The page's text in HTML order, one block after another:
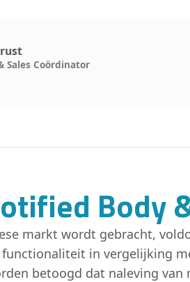
Sales Coördinator
Body
markt wordt gebracht,
in vergelijking
betoogd dat naleving